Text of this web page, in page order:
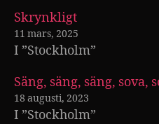
Skrynkligt
11 mars, 2025
I ”Stockholm”
Säng, säng, säng, sova,
18 augusti, 2023
I ”Stockholm”